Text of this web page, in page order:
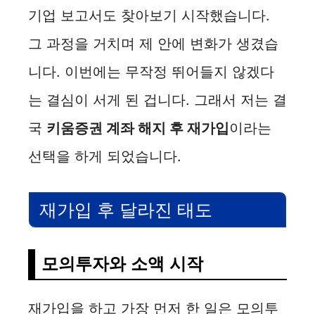
기업 보고서도 찾아보기 시작했습니다.
그 과정을 거치며 제 안에 변화가 생겼습
니다. 이번에는 무작정 뛰어들지 않겠다
는 결심이 서게 된 겁니다. 그래서 저는 결
국 키움증권 계좌 해지 후 재가입이라는
선택을 하게 되었습니다.
재가입 후 달라진 태도
모의투자와 소액 시작
재가입을 하고 가장 먼저 한 일은 모의투